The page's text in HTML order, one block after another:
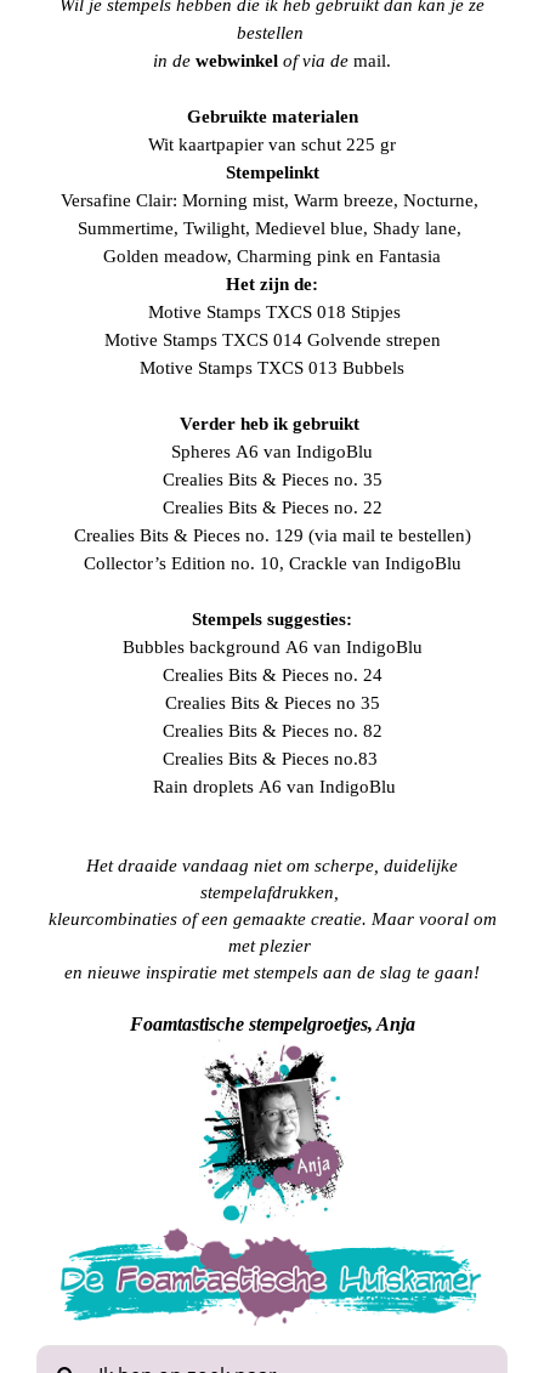
Wil je stempels hebben die ik heb gebruikt dan kan je ze
bestellen
in de webwinkel of via de mail.
Gebruikte materialen
Wit kaartpapier van schut 225 gr
Stempelinkt
Versafine Clair: Morning mist, Warm breeze, Nocturne,
Summertime, Twilight, Medievel blue, Shady lane,
Golden meadow, Charming pink en Fantasia
Het zijn de:
Motive Stamps TXCS 018 Stipjes
Motive Stamps TXCS 014 Golvende strepen
Motive Stamps TXCS 013 Bubbels
Verder heb ik gebruikt
Spheres A6 van IndigoBlu
Crealies Bits & Pieces no. 35
CrealiesBits & Pieces no. 22
Crealies Bits & Pieces no. 129 (via mail te bestellen)
Collector’s Edition no. 10, Crackle van IndigoBlu
Stempels suggesties:
Bubbles backgroundA6 van IndigoBlu
Crealies Bits & Pieces no. 24
Crealies Bits & Pieces no 35
Crealies Bits & Pieces no. 82
Crealies Bits & Pieces no.83
Rain droplets A6 van IndigoBlu
Het draaide vandaag niet om scherpe, duidelijke
stempelafdrukken,
kleurcombinaties of een gemaakte creatie. Maar vooral om
metplezier
en nieuwe inspiratie met stempels aan de slag te gaan!
Foamtastische stempelgroetjes, Anja
Zoeken